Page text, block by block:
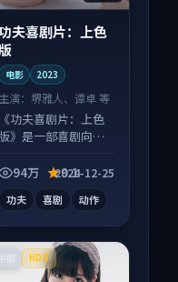
夫喜剧片：上色
电影 2023
主演：堺雅人、谭卓 等
《功夫喜剧片：上色
》是一部喜剧向电
推进，尾声常有情
94万 9.1
2024-12-25
功夫 喜剧 动作
HDR